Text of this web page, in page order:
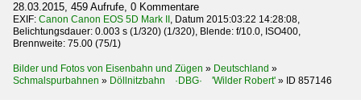
28.03.2015, 459 Aufrufe, 0 Kommentare
EXIF: Canon Canon EOS 5D Mark II , Datum 2015:03:22 14:28:08,
Belichtungsdauer: 0.003 s (1/320) (1/320), Blende: f/10.0, ISO400,
Brennweite: 75.00 (75/1)
Bilder und Fotos von Eisenbahn und Zügen » Deutschland »
Schmalspurbahnen » Döllnitzbahn ·DBG· 'Wilder Robert' » ID 857146